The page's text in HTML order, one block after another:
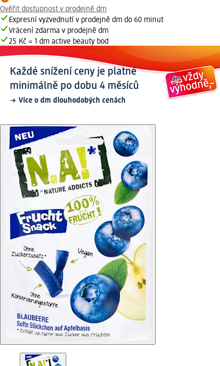
Ověřit dostupnost v prodejně dm
Expresní vyzvednutí v prodejně dm do 60 minut
Vrácení zdarma v prodejně dm
25 Kč = 1 dm active beauty bod
Každé snížení ceny je platné
minimálně po dobu 4 měsíců
Více o dm dlouhodobých cenách